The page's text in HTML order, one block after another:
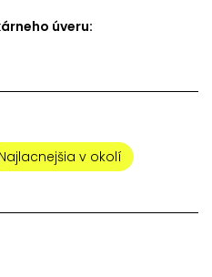
úveru:
Najlacnejšia v okolí